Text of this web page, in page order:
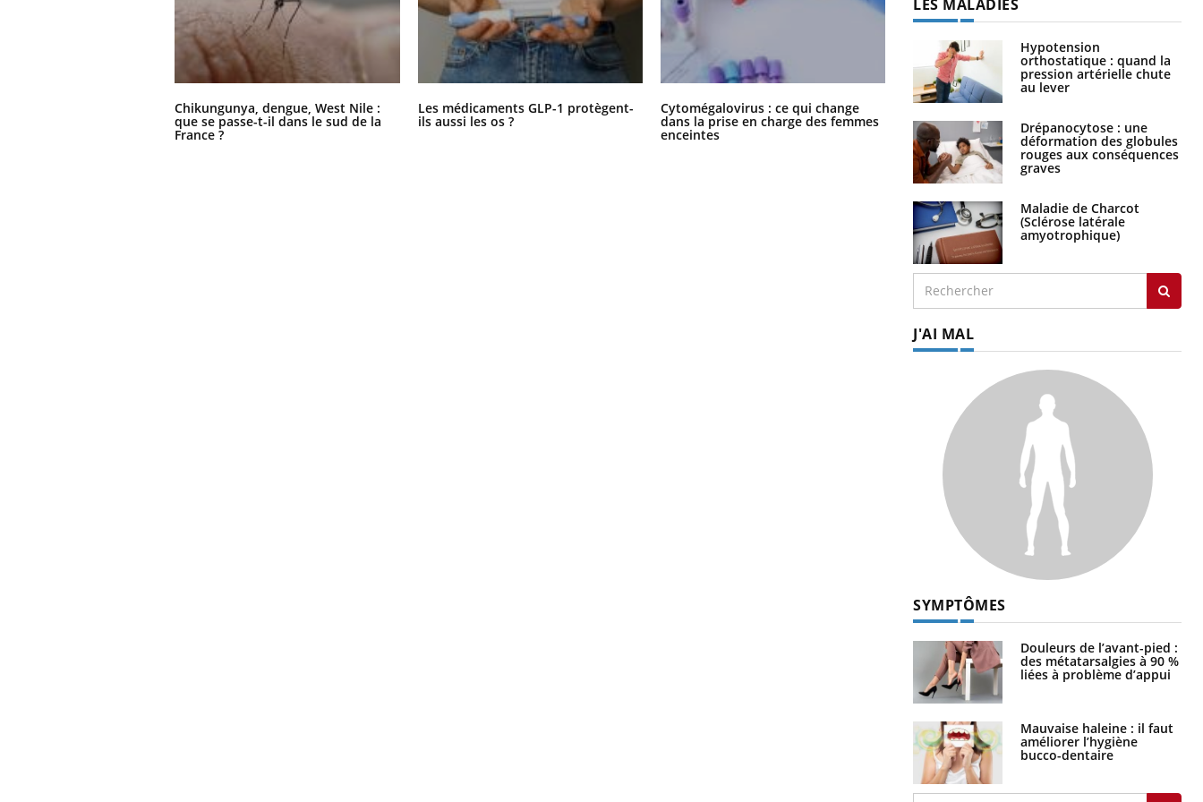
Chikungunya, dengue, West Nile :
que se passe-t-il dans le sud de la
France ?
Les médicaments GLP-1 protègent-
ils aussi les os ?
Cytomégalovirus : ce qui change
dans la prise en charge des femmes
enceintes
La sieste empêche-t-elle de dormir
la nuit ?
LES MALADIES
Hypotension
orthostatique : quand la
pression artérielle chute
au lever
Drépanocytose : une
déformation des globules
rouges aux conséquences
graves
Maladie de Charcot
(Sclérose latérale
amyotrophique)
J'AI MAL
SYMPTÔMES
Douleurs de l’avant-pied :
des métatarsalgies à 90 %
liées à problème d’appui
Mauvaise haleine : il faut
améliorer l’hygiène
bucco-dentaire